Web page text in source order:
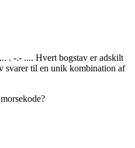
. -.- .... Hvert bogstav er adskilt
svarer til en unik kombination af